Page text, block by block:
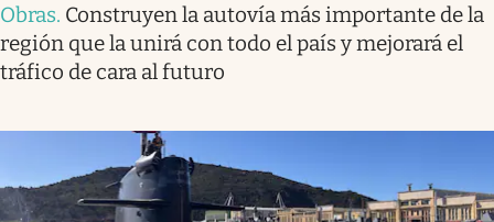
Obras. Construyen la autovía más importante de la
región que la unirá con todo el país y mejorará el
tráfico de cara al futuro